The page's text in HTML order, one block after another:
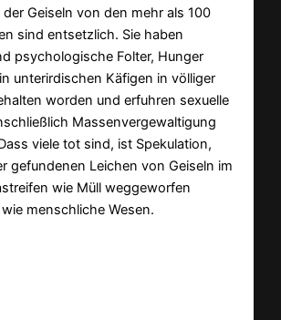
Geiseln von den mehr als 100
sind entsetzlich. Sie haben
psychologische Folter, Hunger
unterirdischen Käfigen in völliger
worden und erfuhren sexuelle
Massenvergewaltigung
viele tot sind, ist Spekulation,
gefundenen Leichen von Geiseln im
wie Müll weggeworfen
menschliche Wesen.